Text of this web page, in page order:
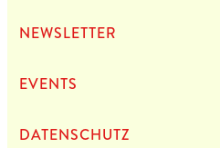
NEWS­LET­TER
EVENTS
DATEN­SCHUTZ